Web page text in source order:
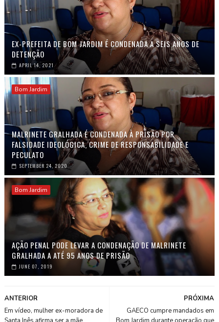
EX-PREFEITA DE BOM JARDIM É CONDENADA A SEIS ANOS DE
DETENÇÃO
APRIL 14, 2021
Bom Jardim
MALRINETE GRALHADA É CONDENADA À PRISÃO POR
FALSIDADE IDEOLÓGICA, CRIME DE RESPONSABILIDADE E
PECULATO
SEPTEMBER 24, 2020
Bom Jardim
AÇÃO PENAL PODE LEVAR A CONDENAÇÃO DE MALRINETE
GRALHADA A ATÉ 95 ANOS DE PRISÃO
JUNE 07, 2019
PRÓXIMA
GAECO cumpre mandados em
ANTERIOR
Em vídeo, mulher ex-moradora de